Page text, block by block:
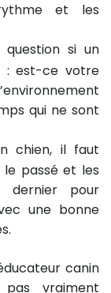
et les
question si un
: est-ce votre
qui ne sont
chien, il faut
passé et les
dernier pour
une bonne
canin
vraiment